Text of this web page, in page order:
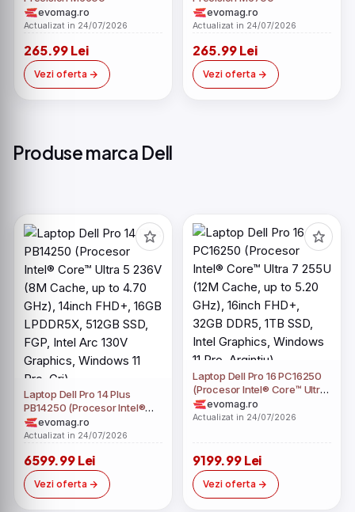
evomag.ro
Actualizat in 24/07/2026
265.99 Lei
Vezi oferta
evomag.ro
Actualizat in 24/07/2026
265.99 Lei
Vezi oferta
Produse marca Dell
Laptop Dell Pro 14 Plus
PB14250 (Procesor Intel®
Core™ Ultra 5 236V (8M
Cache, up to 4.70 GHz),
LPDDR5X, 512GB SSD, FGP,
Intel Arc 130V Graphics,
Windows 11 Pro, Gri)
evomag.ro
Actualizat in 24/07/2026
6599.99 Lei
Vezi oferta
Laptop Dell Pro 16 PC16250
(Procesor Intel® Core™ Ultra
7 255U (12M Cache, up to
5.20 GHz), 16inch FHD+,
Argintiu)
evomag.ro
Actualizat in 24/07/2026
9199.99 Lei
Vezi oferta